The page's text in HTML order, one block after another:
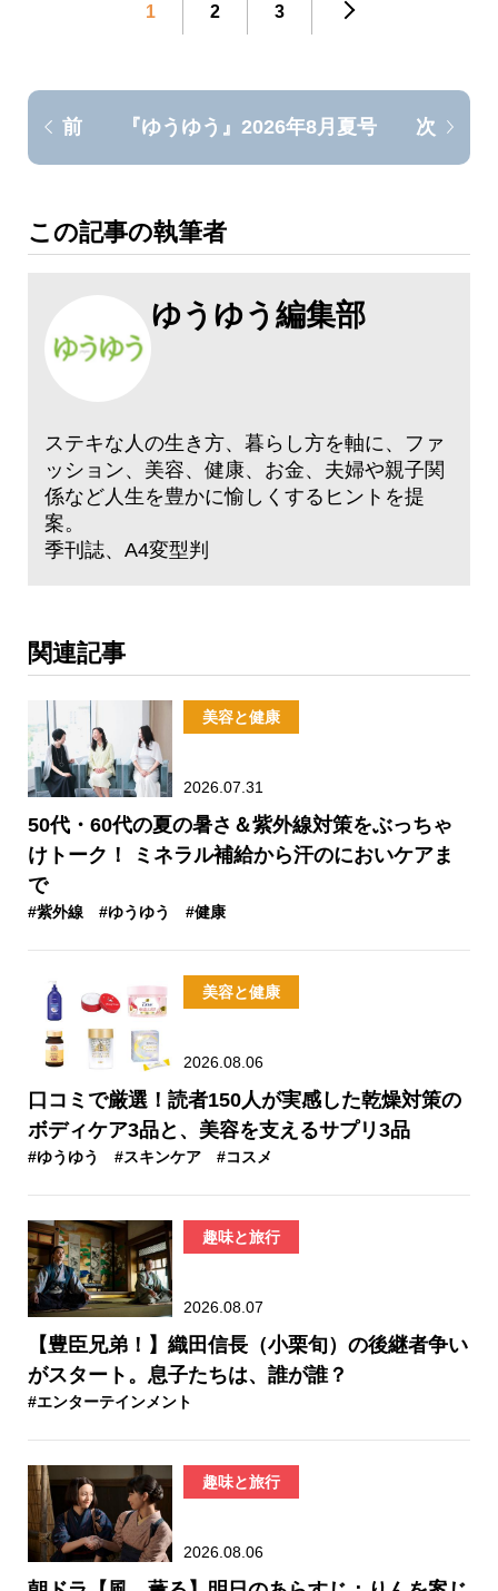
1 2 3
前 『ゆうゆう』2026年8月夏号 次
この記事の執筆者
ゆうゆう編集部
ステキな人の生き方、暮らし方を軸に、ファ
ッション、美容、健康、お金、夫婦や親子関
係など人生を豊かに愉しくするヒントを提
案。
季刊誌、A4変型判
関連記事
美容と健康
2026.07.31
50代・60代の夏の暑さ＆紫外線対策をぶっちゃ
けトーク！ ミネラル補給から汗のにおいケアま
で
#紫外線 #ゆうゆう #健康
美容と健康
2026.08.06
口コミで厳選！読者150人が実感した乾燥対策の
ボディケア3品と、美容を支えるサプリ3品
#ゆうゆう #スキンケア #コスメ
趣味と旅行
2026.08.07
【豊臣兄弟！】織田信長（小栗旬）の後継者争い
がスタート。息子たちは、誰が誰？
#エンターテインメント
趣味と旅行
2026.08.06